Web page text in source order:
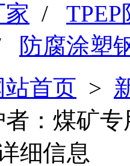
/
防腐涂塑
站首页 >
：煤矿
细信息